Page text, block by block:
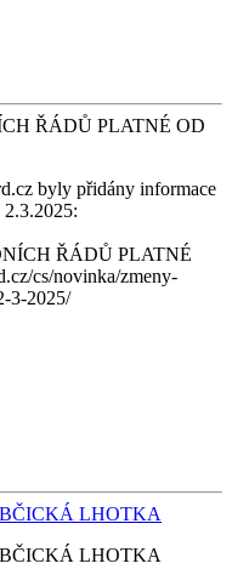
ŘÁDŮ PLATNÉ OD
byly přidány informace
ŘÁDŮ PLATNÉ
cs/novinka/zmeny-
3-2025/
LHOTKA
LHOTKA